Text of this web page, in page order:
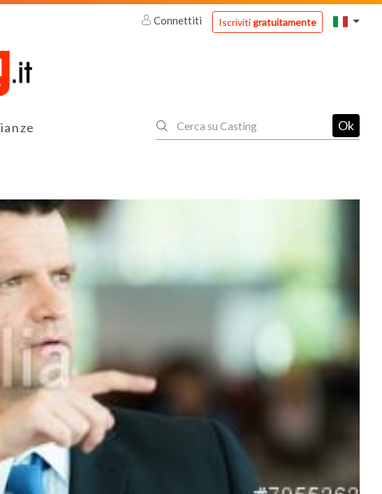
Connettiti Iscrivitigratuitamente
Ok